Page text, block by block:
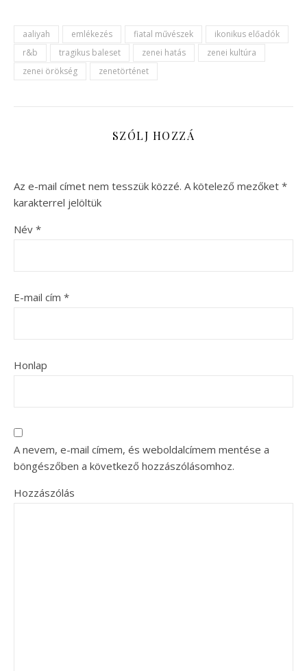
aaliyah emlékezés fiatal művészek
ikonikus előadók
r&b
tragikus baleset zenei hatás
zenei kultúra
zenei örökség
zenetörténet
SZÓLJ HOZZÁ
Az e-mail címet nem tesszük közzé. A kötelező mezőket *
karakterrel jelöltük
Név *
E-mail cím *
Honlap
A nevem, e-mail címem, és weboldalcímem mentése a
böngészőben a következő hozzászólásomhoz.
Hozzászólás